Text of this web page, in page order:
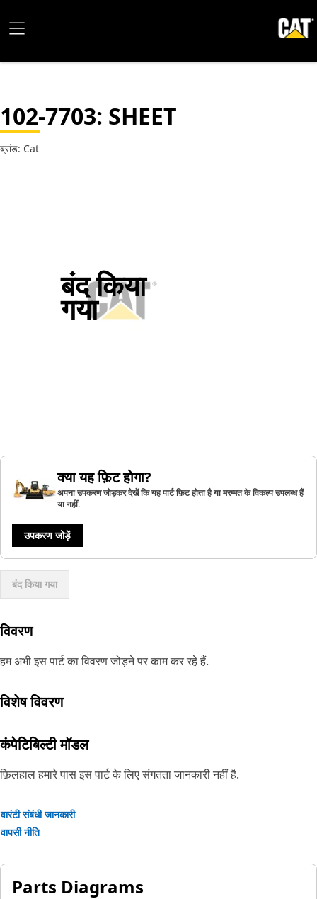
102-7703: SHEET
ब्रांड: Cat
बंद किया
गया
क्या यह फ़िट होगा?
अपना उपकरण जोड़कर देखें कि यह पार्ट फ़िट होता है या मरम्मत के विकल्प उपलब्ध हैं
या नहीं.
उपकरण जोड़ें
बंद किया गया
विवरण
हम अभी इस पार्ट का विवरण जोड़ने पर काम कर रहे हैं.
विशेष विवरण
कंपेटिबिल्टी मॉडल
फ़िलहाल हमारे पास इस पार्ट के लिए संगतता जानकारी नहीं है.
वारंटी संबंधी जानकारी
वापसी नीति
Parts Diagrams